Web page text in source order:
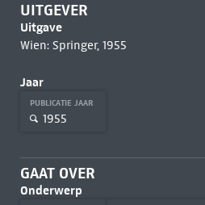
UITGEVER
Uitgave
Wien: Springer, 1955
Jaar
PUBLICATIE JAAR
1955
GAAT OVER
Onderwerp